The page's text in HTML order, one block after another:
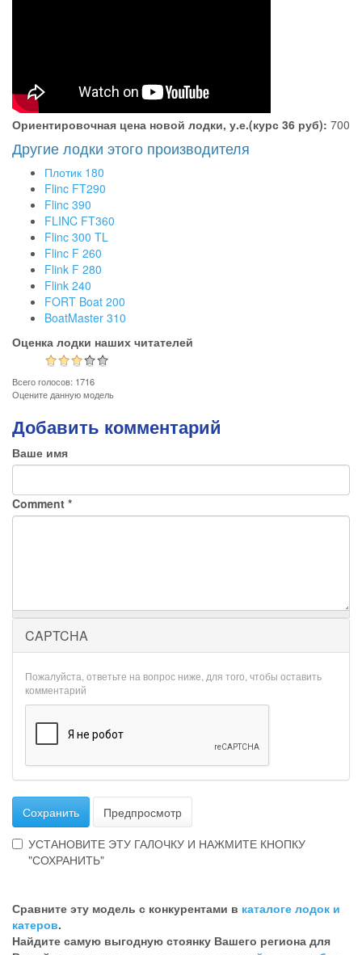
Ориентировочная цена новой лодки, у.е.(курс 36 руб): 700
Другие лодки этого производителя
Плотик 180
Flinc FT290
Flinc 390
FLINC FT360
Flinc 300 TL
Flinc F 260
Flink F 280
Flink 240
FORT Boat 200
BoatMaster 310
Оценка лодки наших читателей
Всего голосов: 1716
Оцените данную модель
Добавить комментарий
Ваше имя
Comment *
CAPTCHA
Пожалуйста, ответьте на вопрос ниже, для того, чтобы оставить
комментарий
Сохранить
Предпросмотр
УСТАНОВИТЕ ЭТУ ГАЛОЧКУ И НАЖМИТЕ КНОПКУ
"СОХРАНИТЬ"
говорит
о
том,
Сравните эту модель с конкурентами в каталоге лодок и
катеров.
Найдите самую выгодную стоянку Вашего региона для